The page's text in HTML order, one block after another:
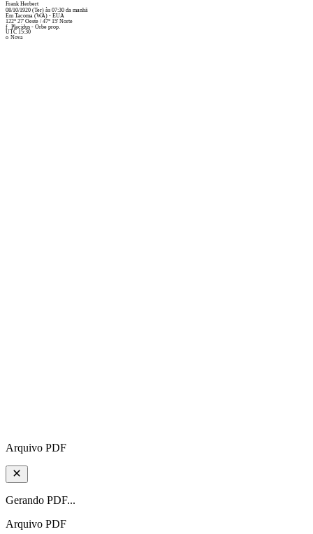
Frank Herbert
08/10/1920 (Ter) às 07:30 da manhã
EmTacoma (WA) - EUA
122° 27' Oeste/47° 15' Norte
f Placidus - Orbe prop.
UTC 15:30
Nova
o
Arquivo PDF
Gerando PDF...
Arquivo PDF